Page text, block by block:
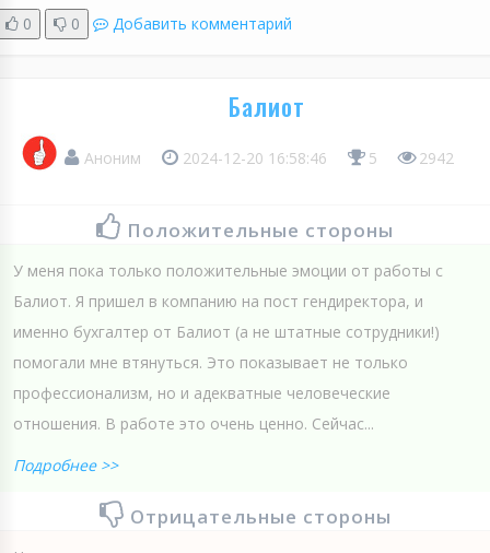
0 0 Добавить комментарий
Балиот
Аноним 2024-12-20 16:58:46 5 2942
Положительные стороны
У меня пока только положительные эмоции от работы с
Балиот. Я пришел в компанию на пост гендиректора, и
именно бухгалтер от Балиот (а не штатные сотрудники!)
помогали мне втянуться. Это показывает не только
профессионализм, но и адекватные человеческие
отношения. В работе это очень ценно. Сейчас...
Подробнее >>
Отрицательные стороны